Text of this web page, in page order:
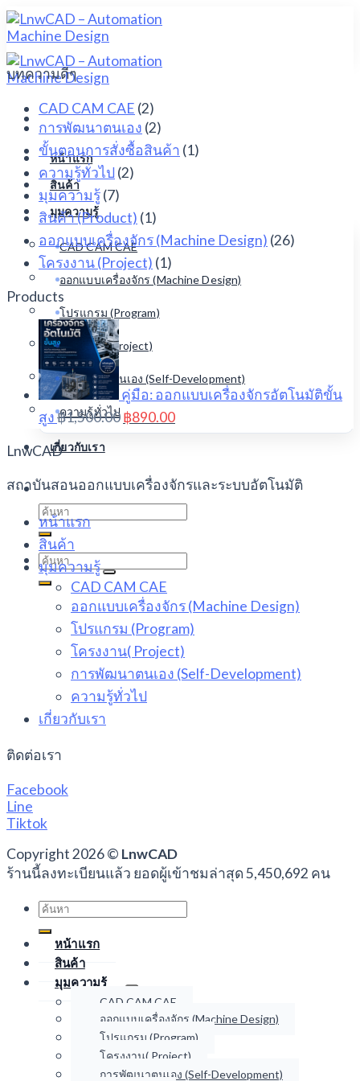
Skip
to
content
หน้าแรก
สินค้า
มุมความรู้
CAD CAM CAE
ออกแบบเครื่องจักร (Machine Design)
โปรแกรม (Program)
โครงงาน( Project)
การพัฒนาตนเอง (Self-Development)
ความรู้ทั่วไป
เกี่ยวกับเรา
Search
for:
Search
for:
บทความดีๆ
CAD CAM CAE (2)
การพัฒนาตนเอง (2)
ขั้นตอนการสั่งซื้อสินค้า (1)
ความรู้ทั่วไป (2)
มุมความรู้(7)
สินค้า (Product) (1)
ออกแบบเครื่องจักร (Machine Design) (26)
โครงงาน (Project) (1)
Products
คู่มือ: ออกแบบเครื่องจักรอัตโนมัติขั้น
สูง฿1,500.00Original
price
฿890.00Current
price
LnwCAD
สถาบันสอนออกแบบเครื่องจักรและระบบอัตโนมัติ
หน้าแรก
สินค้า
มุมความรู้
CAD CAM CAE
ออกแบบเครื่องจักร (Machine Design)
โปรแกรม (Program)
โครงงาน( Project)
การพัฒนาตนเอง (Self-Development)
ความรู้ทั่วไป
เกี่ยวกับเรา
ติดต่อเรา
Facebook
Line
Tiktok
Copyright 2026 © LnwCAD
ร้านนี้ลงทะเบียนแล้ว ยอดผู้เข้าชมล่าสุด 5,450,692 คน
Search
หน้าแรก
สินค้า
มุมความรู้
CAD CAM CAE
ออกแบบเครื่องจักร (Machine Design)
โปรแกรม (Program)
โครงงาน( Project)
การพัฒนาตนเอง (Self-Development)